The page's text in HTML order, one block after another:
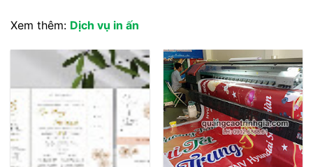
Xem thêm: Dịch vụ in ấn